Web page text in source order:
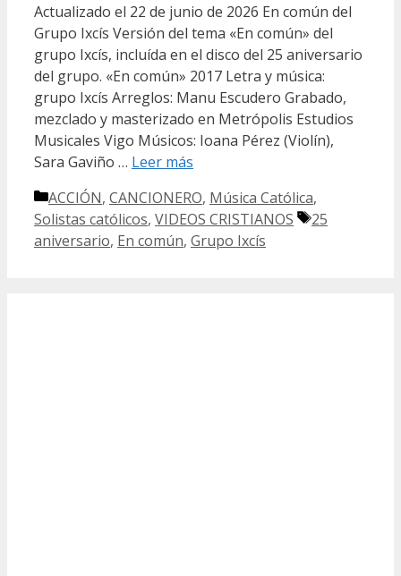
Actualizado el 22 de junio de 2026 En común del
Grupo Ixcís Versión del tema «En común» del
grupo Ixcís, incluída en el disco del 25 aniversario
del grupo. «En común» 2017 Letra y música:
grupo Ixcís Arreglos: Manu Escudero Grabado,
mezclado y masterizado en Metrópolis Estudios
Musicales Vigo Músicos: Ioana Pérez (Violín),
Sara Gaviño … Leer más
Categorías
ACCIÓN, CANCIONERO, Música Católica,
Solistas católicos, VIDEOS CRISTIANOS Etiquetas
25
aniversario, En común, Grupo Ixcís